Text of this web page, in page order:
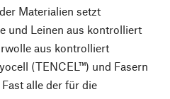
Materialien setzt
und Leinen aus kontrolliert
aus kontrolliert
(TENCEL™) und Fasern
alle der für die